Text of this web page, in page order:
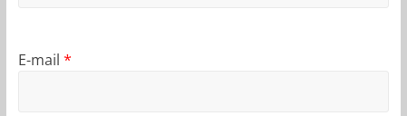
E-mail *